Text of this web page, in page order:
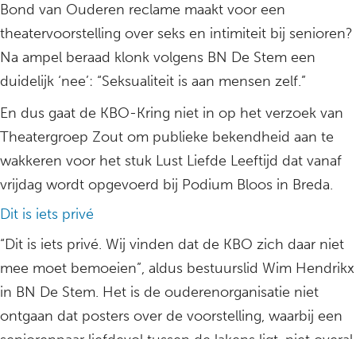
Bond van Ouderen reclame maakt voor een
theatervoorstelling over seks en intimiteit bij senioren?
Na ampel beraad klonk volgens BN De Stem een
duidelijk ‘nee’: “Seksualiteit is aan mensen zelf.”
En dus gaat de KBO-Kring niet in op het verzoek van
Theatergroep Zout om publieke bekendheid aan te
wakkeren voor het stuk Lust Liefde Leeftijd dat vanaf
vrijdag wordt opgevoerd bij Podium Bloos in Breda.
Dit is iets privé
“Dit is iets privé. Wij vinden dat de KBO zich daar niet
mee moet bemoeien”, aldus bestuurslid Wim Hendrikx
in BN De Stem. Het is de ouderenorganisatie niet
ontgaan dat posters over de voorstelling, waarbij een